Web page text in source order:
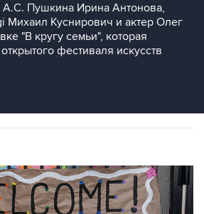
Пушкина Ирина Антонова,
Михаил Куснирович и актер Олег
"В кругу семьи", которая
фестиваля искусств